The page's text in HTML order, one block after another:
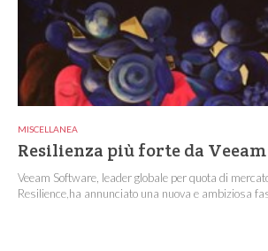
MISCELLANEA
Resilienza più forte da Veeam
Veeam Software, leader globale per quota di
Resilience,ha annunciato una nuova e ambiziosa